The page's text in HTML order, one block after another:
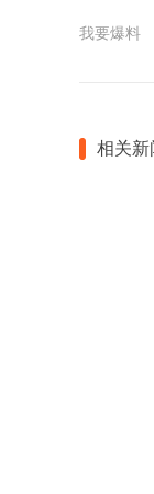
我要爆料
相关新